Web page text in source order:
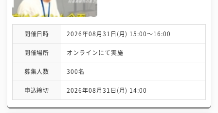
開催日時 2026年08月31日(月) 15:00〜16:00
開催場所 オンラインにて実施
募集人数 300名
申込締切 2026年08月31日(月) 14:00